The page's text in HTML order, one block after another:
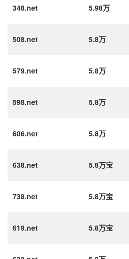
348.net 5.98万
508.net 5.8万
579.net 5.8万
598.net 5.8万
606.net 5.8万
638.net 5.8万宝
738.net 5.8万宝
619.net 5.8万宝